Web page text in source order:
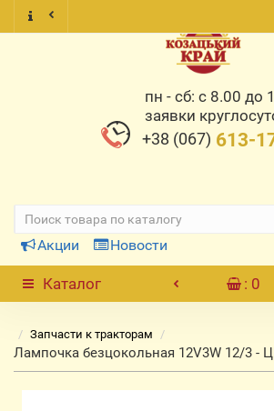
пн - сб: с 8.00 до
заявки
+38 (067) 613-
Акции Новости
Каталог : 0
Запчасти к тракторам
Лампочка безцокольная 12V3W 12/3 -